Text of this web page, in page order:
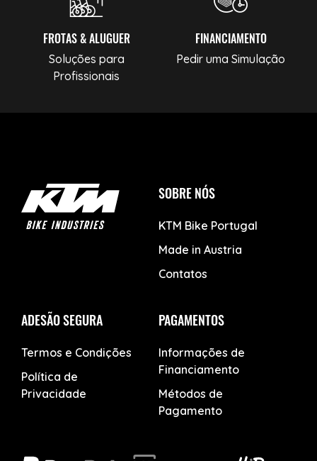
FROTAS & ALUGUER
Soluções para
Profissionais
FINANCIAMENTO
Pedir uma Simulação
SOBRE NÓS
KTM Bike Portugal
Made in Austria
Contatos
ADESÃO SEGURA
Termos e Condições
Política de
Privacidade
PAGAMENTOS
Informações de
Financiamento
Métodos de
Pagamento